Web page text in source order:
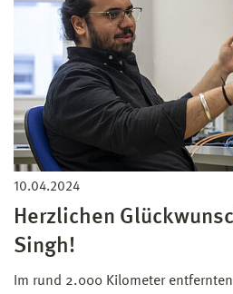
10.04.2024
Herzlichen
Singh!
Im rund 2.000 Kilometer